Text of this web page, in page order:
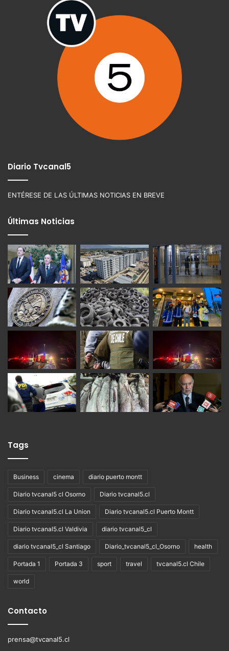
Diario Tvcanal5
ENTÉRESE DE LAS ÚLTIMAS NOTICIAS EN BREVE
Últimas Noticias
Tags
Business cinema diario puerto montt
Diario tvcanal5 cl Osorno Diario tvcanal5.cl
Diario tvcanal5.cl La Union Diario tvcanal5.cl Puerto Montt
Diario tvcanal5.cl Valdivia diario tvcanal5_cl
diario tvcanal5_cl Santiago Diario_tvcanal5_cl_Osorno health
Portada 1 Portada 3 sport travel tvcanal5.cl Chile
world
Contacto
prensa@tvcanal5.cl